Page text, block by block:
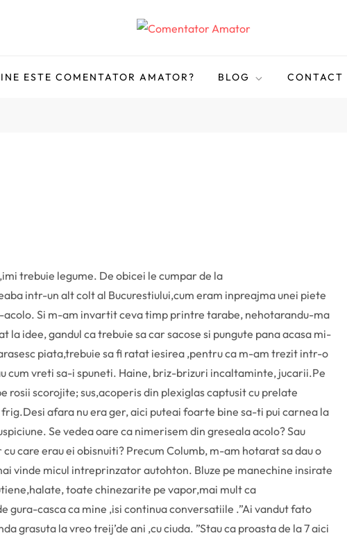
ESTE COMENTATOR AMATOR? BLOG CONTACT
trebuie legume. De obicei le cumpar de la
intr-un alt colt al Bucurestiului,cum eram inpreajma unei piete
Si m-am invartit ceva timp printre tarabe, nehotarandu-ma
la idee, gandul ca trebuie sa car sacose si pungute pana acasa mi-
piata,trebuie sa fi ratat iesirea ,pentru ca m-am trezit intr-o
cum vreti sa-i spuneti. Haine, briz-brizuri incaltaminte, jucarii.Pe
scorojite; sus,acoperis din plexiglas captusit cu prelate
afara nu era ger, aici puteai foarte bine sa-ti pui carnea la
Se vedea oare ca nimerisem din greseala acolo? Sau
care erau ei obisnuiti? Precum Columb, m-am hotarat sa dau o
vinde micul intreprinzator autohton. Bluze pe manechine insirate
toate chinezarite pe vapor,mai mult ca
gura-casca ca mine ,isi continua conversatiile .”Ai vandut fato
grasuta la vreo treij’de ani ,cu ciuda. ”Stau ca proasta de la 7 aici